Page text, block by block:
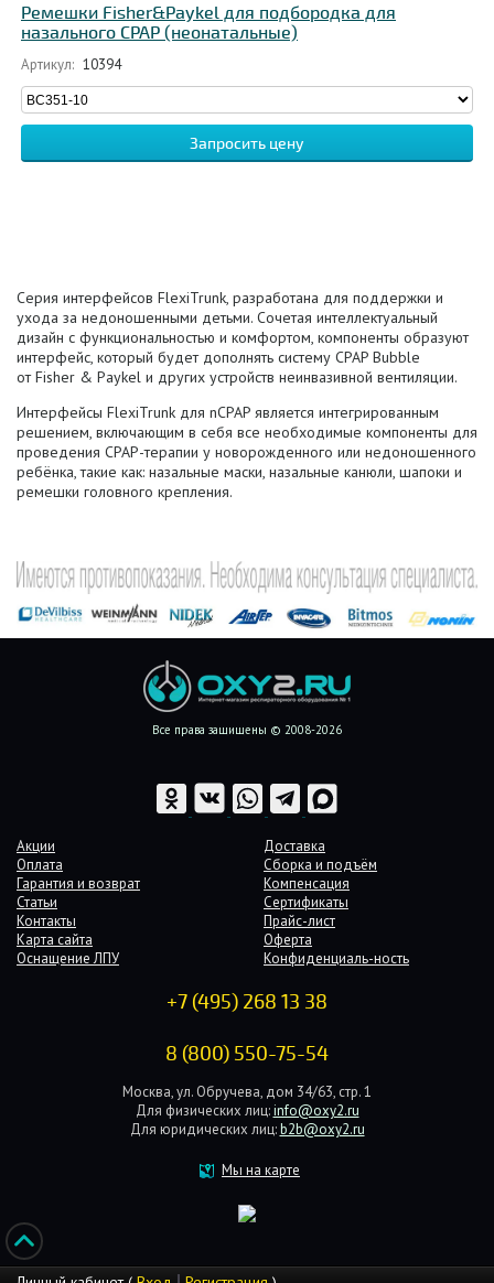
Ремешки Fisher&Paykel для подбородка для
назального CPAP (неонатальные)
Артикул: 10394
Запросить цену
Серия интерфейсов FlexiTrunk, разработана для поддержки и
ухода за недоношенными детьми. Сочетая интеллектуальный
дизайн с функциональностью и комфортом, компоненты образуют
интерфейс, который будет дополнять систему CPAP Bubble
от Fisher & Paykel и других устройств неинвазивной вентиляции.
Интерфейсы FlexiTrunk для nCPAP является интегрированным
решением, включающим в себя все необходимые компоненты для
проведения CPAP-терапии у новорожденного или недоношенного
ребёнка, такие как: назальные маски, назальные канюли, шапоки и
ремешки головного крепления.
Все права защищены © 2008-2026
Акции
Доставка
Оплата
Сборка и подъём
Гарантия и возврат
Компенсация
Статьи
Сертификаты
Контакты
Прайс-лист
Карта сайта
Оферта
Оснащение ЛПУ
Конфиденциаль-ность
+7 (495) 268 13 38
8 (800) 550-75-54
Москва, ул. Обручева, дом 34/63, стр. 1
Для физических лиц: info@oxy2.ru
Для юридических лиц: b2b@oxy2.ru
Мы на карте